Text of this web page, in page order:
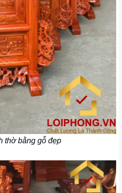
thờ bằng gỗ đẹp